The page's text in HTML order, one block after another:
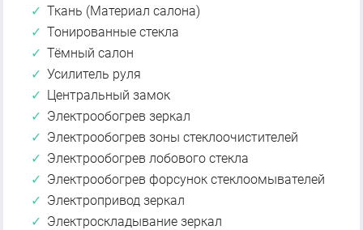
Ткань (Материал салона)
Тонированные стекла
Тёмный салон
Усилитель руля
Центральный замок
Электрообогрев зеркал
Электрообогрев зоны стеклоочистителей
Электрообогрев лобового стекла
Электрообогрев форсунок стеклоомывателей
Электропривод зеркал
Электроскладывание зеркал